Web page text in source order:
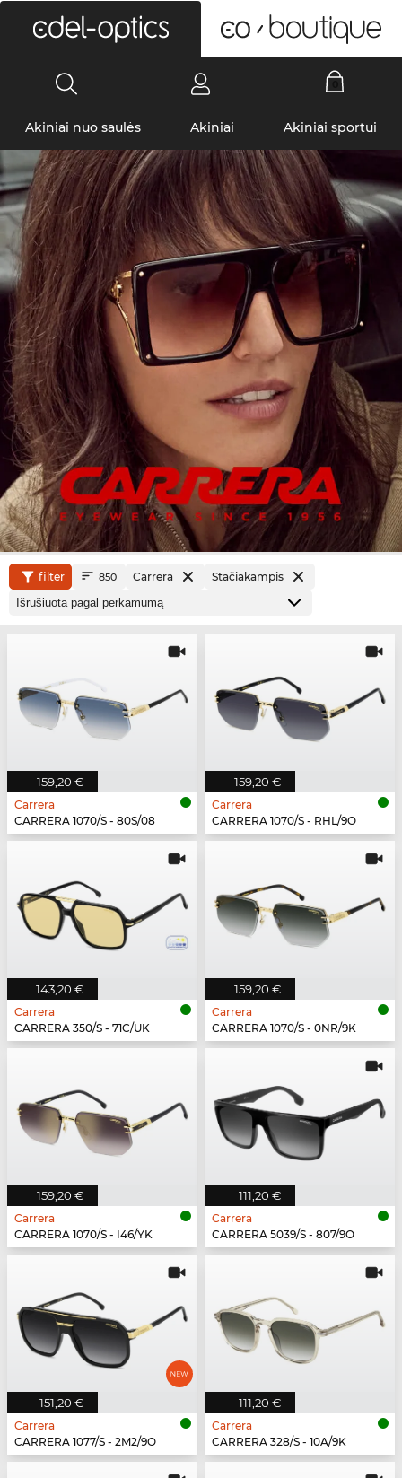
Akiniai nuo saulės Akiniai Akiniai sportui
filter 850 Carrera Stačiakampis
159,20 €
Carrera
CARRERA 1070/S - 80S/08
159,20 €
Carrera
CARRERA 1070/S - RHL/9O
143,20 €
Carrera
CARRERA 350/S - 71C/UK
159,20 €
Carrera
CARRERA 1070/S - 0NR/9K
159,20 €
Carrera
CARRERA 1070/S - I46/YK
111,20 €
Carrera
CARRERA 5039/S - 807/9O
151,20 €
Carrera
CARRERA 1077/S - 2M2/9O
111,20 €
Carrera
CARRERA 328/S - 10A/9K